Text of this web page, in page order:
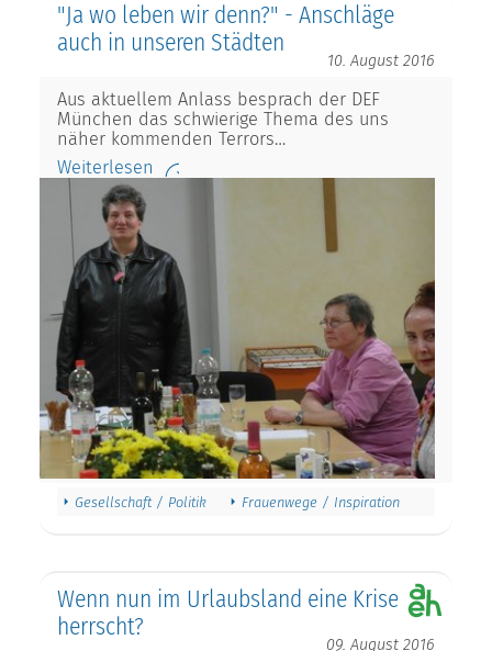
"Ja wo leben wir denn?" - Anschläge
auch in unseren Städten
10. August 2016
Aus aktuellem Anlass besprach der DEF
München das schwierige Thema des uns
näher kommenden Terrors…
Weiterlesen
Gesellschaft / Politik Frauenwege / Inspiration
Wenn nun im Urlaubsland eine Krise
herrscht?
09. August 2016